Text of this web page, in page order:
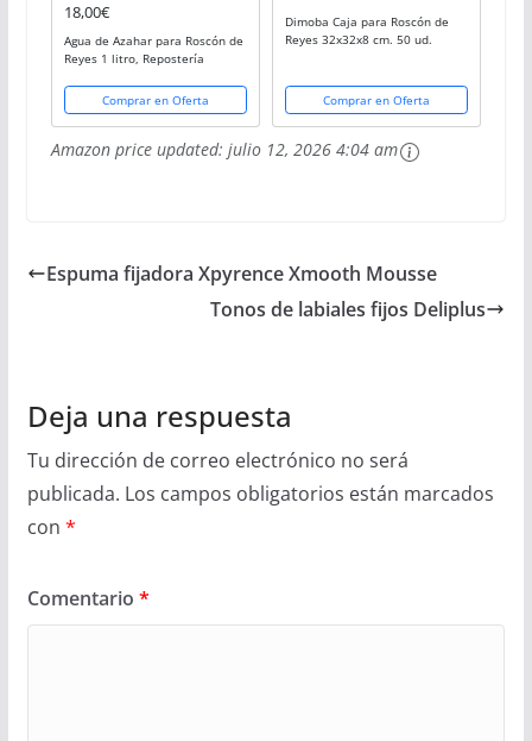
18,00€
Agua de Azahar para Roscón de
Reyes 1 litro, Repostería
Comprar en Oferta
Dimoba Caja para Roscón de
Reyes 32x32x8 cm. 50 ud.
Comprar en Oferta
Amazon price updated: julio 12, 2026 4:04 am
Espuma fijadora Xpyrence Xmooth Mousse
Tonos de labiales fijos Deliplus
Deja una respuesta
Tu dirección de correo electrónico no será
publicada. Los campos obligatorios están marcados
con *
Comentario *